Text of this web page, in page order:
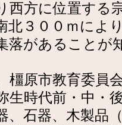
西方に位置する
北３００ｍによ
落があることが
橿原市教育委員
生時代前・中・
、石器、木製品